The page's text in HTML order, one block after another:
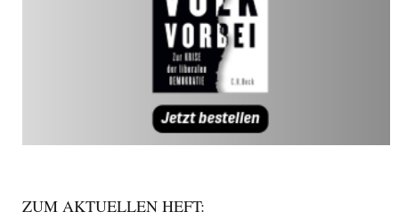
ZUM AKTUELLEN HEFT: